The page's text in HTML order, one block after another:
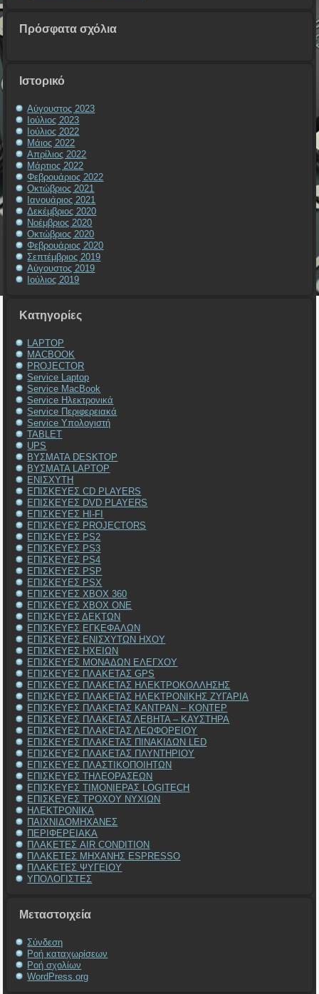
Πρόσφατα σχόλια
Ιστορικό
Αύγουστος 2023
Ιούλιος 2023
Ιούλιος 2022
Μάιος 2022
Απρίλιος 2022
Μάρτιος 2022
Φεβρουάριος 2022
Οκτώβριος 2021
Ιανουάριος 2021
Δεκέμβριος 2020
Νοέμβριος 2020
Οκτώβριος 2020
Φεβρουάριος 2020
Σεπτέμβριος 2019
Αύγουστος 2019
Ιούλιος 2019
Kατηγορίες
LAPTOP
MACBOOK
PROJECTOR
Service Laptop
Service MacBook
Service Ηλεκτρονικά
Service Περιφερειακά
Service Υπολογιστή
TABLET
UPS
ΒΥΣΜΑΤΑ DESKTOP
ΒΥΣΜΑΤΑ LAPTOP
ΕΝΙΣΧΥΤΗ
ΕΠΙΣΚΕΥΕΣ CD PLAYERS
ΕΠΙΣΚΕΥΕΣ DVD PLAYERS
ΕΠΙΣΚΕΥΕΣ HI-FI
ΕΠΙΣΚΕΥΕΣ PROJECTORS
ΕΠΙΣΚΕΥΕΣ PS2
ΕΠΙΣΚΕΥΕΣ PS3
ΕΠΙΣΚΕΥΕΣ PS4
ΕΠΙΣΚΕΥΕΣ PSP
ΕΠΙΣΚΕΥΕΣ PSX
ΕΠΙΣΚΕΥΕΣ XBOX 360
ΕΠΙΣΚΕΥΕΣ XBOX ONE
ΕΠΙΣΚΕΥΕΣ ΔΕΚΤΩΝ
ΕΠΙΣΚΕΥΕΣ ΕΓΚΕΦΑΛΩΝ
ΕΠΙΣΚΕΥΕΣ ΕΝΙΣΧΥΤΩΝ ΗΧΟΥ
ΕΠΙΣΚΕΥΕΣ ΗΧΕΙΩΝ
ΕΠΙΣΚΕΥΕΣ ΜΟΝΑΔΩΝ ΕΛΕΓΧΟΥ
ΕΠΙΣΚΕΥΕΣ ΠΛΑΚΕΤΑΣ GPS
ΕΠΙΣΚΕΥΕΣ ΠΛΑΚΕΤΑΣ ΗΛΕΚΤΡΟΚΟΛΛΗΣΗΣ
ΕΠΙΣΚΕΥΕΣ ΠΛΑΚΕΤΑΣ ΗΛΕΚΤΡΟΝΙΚΗΣ ΖΥΓΑΡΙΑ
ΕΠΙΣΚΕΥΕΣ ΠΛΑΚΕΤΑΣ ΚΑΝΤΡΑΝ – ΚΟΝΤΕΡ
ΕΠΙΣΚΕΥΕΣ ΠΛΑΚΕΤΑΣ ΛΕΒΗΤΑ – ΚΑΥΣΤΗΡΑ
ΕΠΙΣΚΕΥΕΣ ΠΛΑΚΕΤΑΣ ΛΕΩΦΟΡΕΙΟΥ
ΕΠΙΣΚΕΥΕΣ ΠΛΑΚΕΤΑΣ ΠΙΝΑΚΙΔΩΝ LED
ΕΠΙΣΚΕΥΕΣ ΠΛΑΚΕΤΑΣ ΠΛΥΝΤΗΡΙΟΥ
ΕΠΙΣΚΕΥΕΣ ΠΛΑΣΤΙΚΟΠΟΙΗΤΩΝ
ΕΠΙΣΚΕΥΕΣ ΤΗΛΕΟΡΑΣΕΩΝ
ΕΠΙΣΚΕΥΕΣ ΤΙΜΟΝΙΕΡΑΣ LOGITECH
ΕΠΙΣΚΕΥΕΣ ΤΡΟΧΟΥ ΝΥΧΙΩΝ
ΗΛΕΚΤΡΟΝΙΚΑ
ΠΑΙΧΝΙΔΟΜΗΧΑΝΕΣ
ΠΕΡΙΦΕΡΕΙΑΚΑ
ΠΛΑΚΕΤΕΣ AIR CONDITION
ΠΛΑΚΕΤΕΣ ΜΗΧΑΝΗΣ ESPRESSO
ΠΛΑΚΕΤΕΣ ΨΥΓΕΙΟΥ
ΥΠΟΛΟΓΙΣΤΕΣ
Μεταστοιχεία
Σύνδεση
Ροή καταχωρίσεων
Ροή σχολίων
WordPress.org